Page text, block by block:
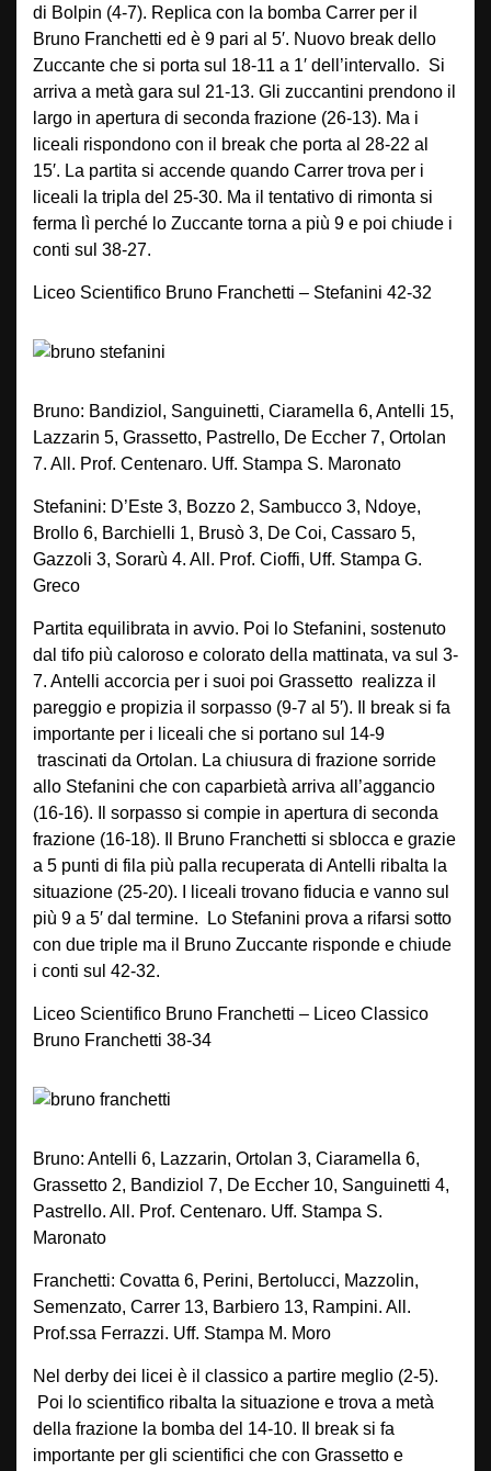
di Bolpin (4-7). Replica con la bomba Carrer per il
Bruno Franchetti ed è 9 pari al 5′. Nuovo break dello
Zuccante che si porta sul 18-11 a 1′ dell’intervallo. Si
arriva a metà gara sul 21-13. Gli zuccantini prendono il
largo in apertura di seconda frazione (26-13). Ma i
liceali rispondono con il break che porta al 28-22 al
15′. La partita si accende quando Carrer trova per i
liceali la tripla del 25-30. Ma il tentativo di rimonta si
ferma lì perché lo Zuccante torna a più 9 e poi chiude i
conti sul 38-27.
Liceo Scientifico Bruno Franchetti – Stefanini 42-32
Bruno: Bandiziol, Sanguinetti, Ciaramella 6, Antelli 15,
Lazzarin 5, Grassetto, Pastrello, De Eccher 7, Ortolan
7. All. Prof. Centenaro. Uff. Stampa S. Maronato
Stefanini: D’Este 3, Bozzo 2, Sambucco 3, Ndoye,
Brollo 6, Barchielli 1, Brusò 3, De Coi, Cassaro 5,
Gazzoli 3, Sorarù 4. All. Prof. Cioffi, Uff. Stampa G.
Greco
Partita equilibrata in avvio. Poi lo Stefanini, sostenuto
dal tifo più caloroso e colorato della mattinata, va sul 3-
7. Antelli accorcia per i suoi poi Grassetto realizza il
pareggio e propizia il sorpasso (9-7 al 5′). Il break si fa
importante per i liceali che si portano sul 14-9
trascinati da Ortolan. La chiusura di frazione sorride
allo Stefanini che con caparbietà arriva all’aggancio
(16-16). Il sorpasso si compie in apertura di seconda
frazione (16-18). Il Bruno Franchetti si sblocca e grazie
a 5 punti di fila più palla recuperata di Antelli ribalta la
situazione (25-20). I liceali trovano fiducia e vanno sul
più 9 a 5′ dal termine. Lo Stefanini prova a rifarsi sotto
con due triple ma il Bruno Zuccante risponde e chiude
i conti sul 42-32.
Liceo Scientifico Bruno Franchetti – Liceo Classico
Bruno Franchetti 38-34
Bruno: Antelli 6, Lazzarin, Ortolan 3, Ciaramella 6,
Grassetto 2, Bandiziol 7, De Eccher 10, Sanguinetti 4,
Pastrello. All. Prof. Centenaro. Uff. Stampa S.
Maronato
Franchetti: Covatta 6, Perini, Bertolucci, Mazzolin,
Semenzato, Carrer 13, Barbiero 13, Rampini. All.
Prof.ssa Ferrazzi. Uff. Stampa M. Moro
Nel derby dei licei è il classico a partire meglio (2-5).
Poi lo scientifico ribalta la situazione e trova a metà
della frazione la bomba del 14-10. Il break si fa
importante per gli scientifici che con Grassetto e